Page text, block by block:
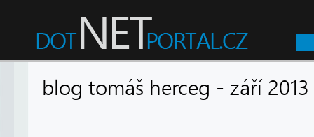
blog tomáš herceg - září